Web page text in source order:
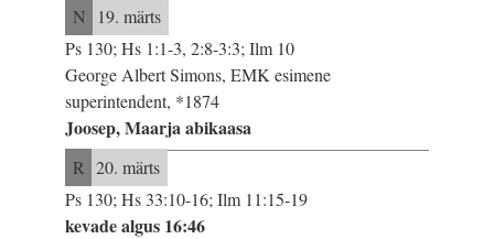
N
19. märts
Ps 130; Hs 1:1-3, 2:8-3:3; Ilm 10
George Albert Simons, EMK esimene
superintendent, *1874
Joosep, Maarja abikaasa
R 20. märts
Ps 130; Hs 33:10-16; Ilm 11:15-19
kevade algus 16:46